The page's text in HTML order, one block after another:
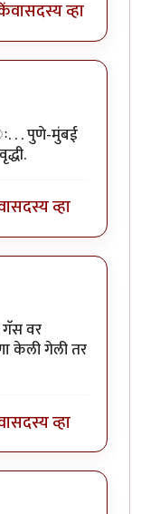
सदस्य व्हा
. . पुणे-मुंबई
सदस्य व्हा
गॅस वर
केली गेली तर
सदस्य व्हा